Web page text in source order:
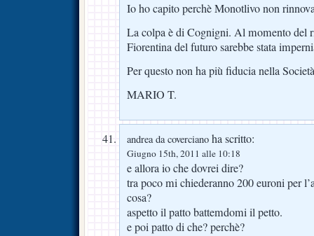
Io ho capito perchè Monotlivo non
La colpa è di Cognigni. Al momento del
Fiorentina del futuro sarebbe stata
Per questo non ha più fiducia nella
MARIO T.
andrea da coverciano ha scritto:
Giugno 15th, 2011 alle 10:18
e allora io che dovrei dire?
tra poco mi chiederanno 200 euroni per
cosa?
aspetto il patto battemdomi il petto.
e poi patto di che? perchè?